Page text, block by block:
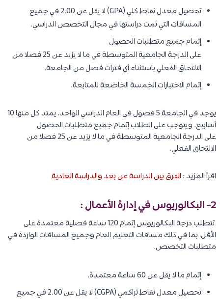
تحصيل معدل نقاط كلي (GPA) لا يقل عن 2.00 في جميع
المساقات التي تمت دراستها في مجال التخصص الدراسي.
إتمام جميع متطلبات الحصول
على الدرجة الجامعية المتوسطة في ما لا يزيد عن 25 فصلا من
الالتحاق الفعلي باستثناء أي فترات فصل من الجامعة.
إتمام الاختبارات الخمسة الخاضعة للمتابعة.
يوجد في الجامعة 5 فصول في العام الدراسي الواحد، يمتد كل منها 10
أسابيع. ويتوجب على الطلاب إتمام جميع متطلبات الحصول
على الدرجة الجامعية المتوسطة في ما لا يزيد عن 25 فصلا من
الالتحاق الفعلي.
اقرأ المزيد : الفرق بين الدراسة عن بعد والدراسة العادية
2- البكالوريوس في إدارة الأعمال :
تتطلب درجة البكالوريوس إتمام 120 ساعة فصلية معتمدة على
الأقل، بما في ذلك مساقات التعليم العام وجميع المساقات الواردة في
متطلبات التخصص.
إتمام ما لا يقل عن 60 ساعة معتمدة.
تحصيل معدل نقاط تراكمي (CGPA) لا يقل عن 2.00 في جميع